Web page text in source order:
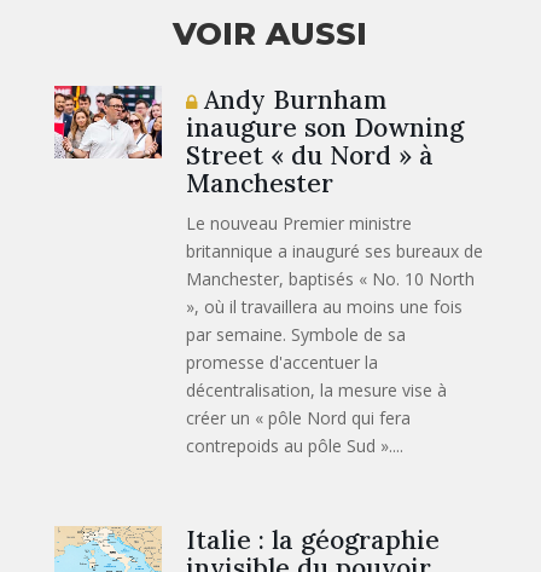
VOIR AUSSI
Andy Burnham
inaugure son Downing
Street « du Nord » à
Manchester
Le nouveau Premier ministre
britannique a inauguré ses bureaux de
Manchester, baptisés « No. 10 North
», où il travaillera au moins une fois
par semaine. Symbole de sa
promesse d'accentuer la
décentralisation, la mesure vise à
créer un « pôle Nord qui fera
contrepoids au pôle Sud »....
Italie : la géographie